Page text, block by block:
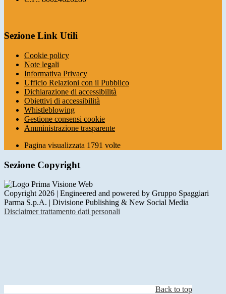
Sezione Link Utili
Cookie policy
Note legali
Informativa Privacy
Ufficio Relazioni con il Pubblico
Dichiarazione di accessibilità
Obiettivi di accessibilità
Whistleblowing
Gestione consensi cookie
Amministrazione trasparente
Pagina visualizzata 1791 volte
Sezione Copyright
Copyright 2026 | Engineered and powered by Gruppo Spaggiari
Parma S.p.A. | Divisione Publishing & New Social Media
Disclaimer trattamento dati personali
Back to top